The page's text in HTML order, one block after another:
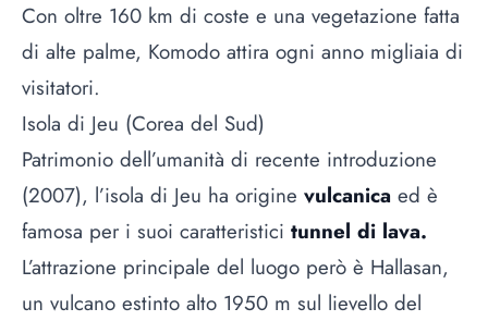
Con oltre 160 km di coste e una vegetazione fatta
di alte palme, Komodo attira ogni anno migliaia di
visitatori.
Isola di Jeu (Corea del Sud)
Patrimonio dell’umanità di recente introduzione
(2007), l’isola di Jeu ha origine vulcanica ed è
famosa per i suoi caratteristici tunnel di lava.
L’attrazione principale del luogo però è Hallasan,
un vulcano estinto alto 1950 m sul lievello del